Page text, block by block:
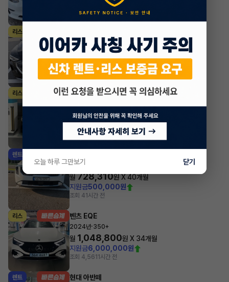
방금전
리스
2023년 55 quattro Sportback
월 1,237,782원 X 23 개월
지원금10,000,000원
조회 3,688 방금전
리스 BMW 8시리즈
월1,997,960원 X35개월
조회 7571시간 전
렌트
2025년
월 728,310원 X 40개월
지원금500,000원
조회 41시간 전
리스 벤츠 EQE
2024년·350+
월 1,048,800원 X 34개월
지원금6,000,000원
조회 4,561 1시간 전
렌트 현대 아반떼
오늘 하루 그만보기 닫기